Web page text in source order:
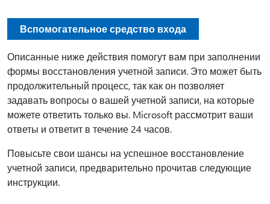
Вспомогательное средство входа
Описанные ниже действия помогут вам при заполнении
формы восстановления учетной записи. Это может быть
продолжительный процесс, так как он позволяет
задавать вопросы о вашей учетной записи, на которые
можете ответить только вы. Microsoft рассмотрит ваши
ответы и ответит в течение 24 часов.
Повысьте свои шансы на успешное восстановление
учетной записи, предварительно прочитав следующие
инструкции.